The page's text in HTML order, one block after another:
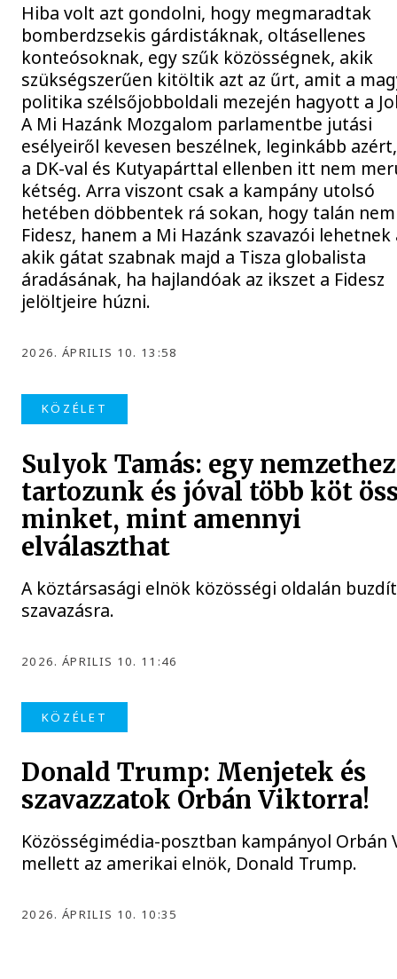
Hiba volt azt gondolni, hogy megmaradtak
bomberdzsekis gárdistáknak, oltásellenes
konteósoknak, egy szűk közösségnek, akik
szükségszerűen kitöltik azt az űrt, amit a
politika szélsőjobboldali mezején hagyott a
A Mi Hazánk Mozgalom parlamentbe jutási
esélyeiről kevesen beszélnek, leginkább
a DK-val és Kutyapárttal ellenben itt nem
kétség. Arra viszont csak a kampány utolsó
hetében döbbentek rá sokan, hogy talán
Fidesz, hanem a Mi Hazánk szavazói lehetnek
akik gátat szabnak majd a Tisza globalista
áradásának, ha hajlandóak az ikszet a Fidesz
jelöltjeire húzni.
2026. ÁPRILIS 10. 13:58
KÖZÉLET
Sulyok Tamás: egy nemzethez
tartozunk és jóval több köt
minket, mint amennyi
elválaszthat
A köztársasági elnök közösségi oldalán buzdít
szavazásra.
2026. ÁPRILIS 10. 11:46
KÖZÉLET
Donald Trump: Menjetek és
szavazzatok Orbán Viktorra!
Közösségimédia-posztban kampányol Orbán
mellett az amerikai elnök, Donald Trump.
2026. ÁPRILIS 10. 10:35